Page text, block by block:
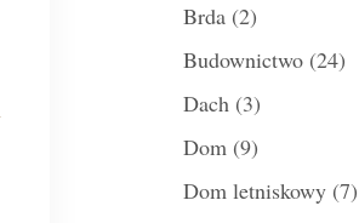
Brda (2)
Budownictwo (24)
Dach (3)
Dom (9)
Dom letniskowy (7)